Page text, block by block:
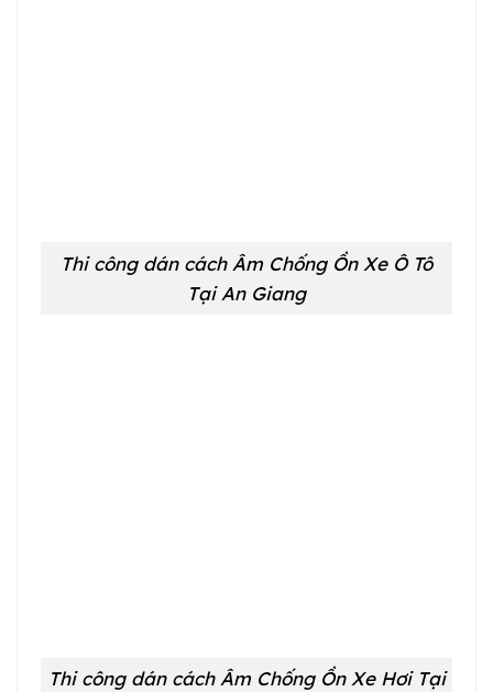
Thi công dán cách Âm Chống Ồn Xe Ô Tô
Tại An Giang
Thi công dán cách Âm Chống Ồn Xe Hơi Tại